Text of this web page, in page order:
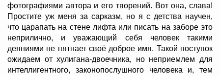
фотографиями автора и его творений. Вот она, слава!
Простите уж меня за сарказм, но я с детства научен,
что царапать на стене лифта или писать на заборе это
неприлично, и уважающий себя человек такими
деяниями не пятнает своё доброе имя. Такой поступок
ожидаем от хулигана-двоечника, но неприемлем для
интеллигентного, законопослушного человека и, тем